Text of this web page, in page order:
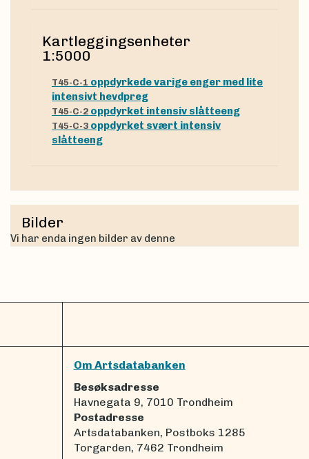
Kartleggingsenheter
1:5000
T45-C-1 oppdyrkede varige enger med lite
intensivt hevdpreg
T45-C-2 oppdyrket intensiv slåtteeng
T45-C-3 oppdyrket svært intensiv
slåtteeng
Bilder
Vi har enda ingen bilder av denne
Om Artsdatabanken
Besøksadresse
Havnegata 9, 7010 Trondheim
Postadresse
Artsdatabanken, Postboks 1285
Torgarden, 7462 Trondheim